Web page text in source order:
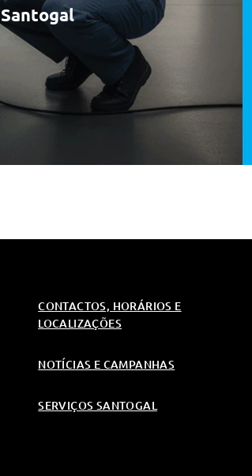
E Airbag Central
CONTACTOS, HORÁRIOS E
LOCALIZAÇÕES
NOTÍCIAS E CAMPANHAS
SERVIÇOS SANTOGAL